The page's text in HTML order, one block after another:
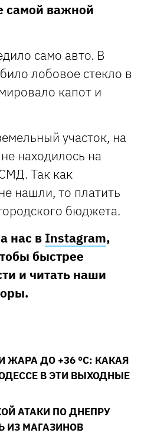
самой важной
само авто. В
лобовое стекло в
капот и
участок, на
находилось на
Так как
нашли, то платить
бюджета.
нас в Instagram,
быстрее
и читать наши
ЖАРА ДО +36 °С: КАКАЯ
В ЭТИ ВЫХОДНЫЕ
АТАКИ ПО ДНЕПРУ
ИЗ МАГАЗИНОВ